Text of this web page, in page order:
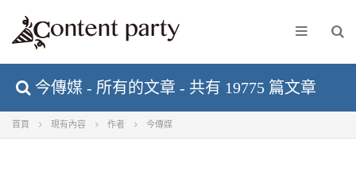
今傳媒 - 所有的文章 - 共有 19775 篇文章
首頁 現有內容 作者 今傳媒